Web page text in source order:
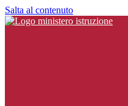
Salta al contenuto